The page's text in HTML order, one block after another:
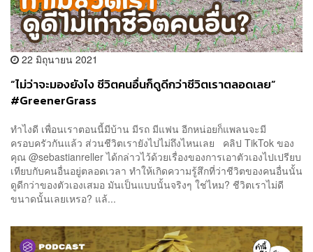
22 มิถุนายน 2021
“ไม่ว่าจะมองยังไง ชีวิตคนอื่นก็ดูดีกว่าชีวิตเราตลอดเลย”
#GreenerGrass
ทำไงดี เพื่อนเราตอนนี้มีบ้าน มีรถ มีแฟน อีกหน่อยก็แพลนจะมี
ครอบครัวกันแล้ว ส่วนชีวิตเรายังไปไม่ถึงไหนเลย คลิป TikTok ของ
คุณ @sebastianreller ได้กล่าวไว้ด้วยเรื่องของการเอาตัวเองไปเปรียบ
เทียบกับคนอื่นอยู่ตลอดเวลา ทำให้เกิดความรู้สึกที่ว่าชีวิตของคนอื่นนั้น
ดูดีกว่าของตัวเองเสมอ มันเป็นแบบนั้นจริงๆ ใช่ไหม? ชีวิตเราไม่ดี
ขนาดนั้นเลยเหรอ? แล้...